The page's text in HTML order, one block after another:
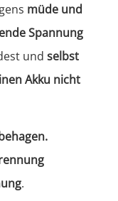
müde und
Spannung
und selbst
Akku nicht
.